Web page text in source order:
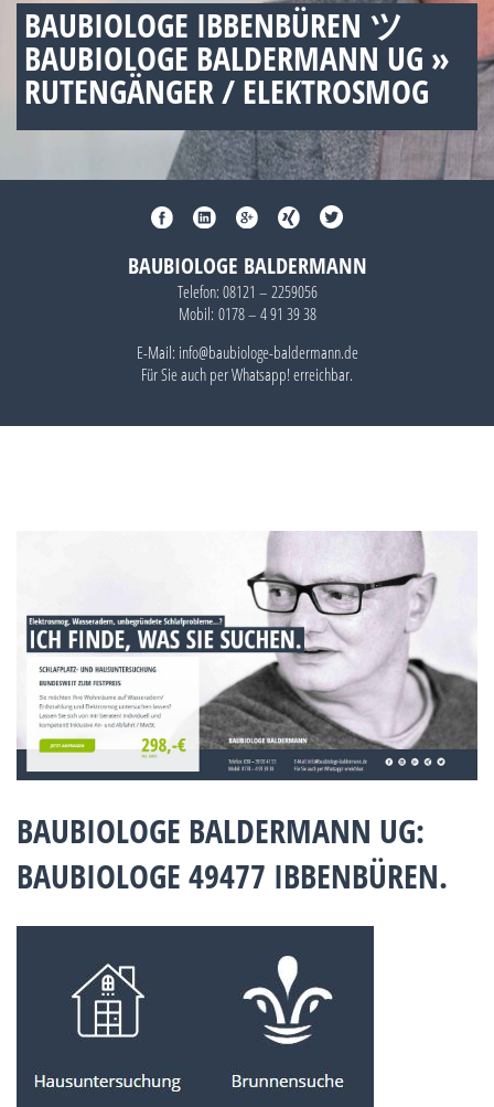
BAUBIOLOGE IBBENBÜREN ツ
BAUBIOLOGE BALDERMANN UG »
RUTENGÄNGER / ELEKTROSMOG
BAUBIOLOGE BALDERMANN
Telefon: 08121 – 2259056
Mobil: 0178 – 4 91 39 38
E-Mail: info@baubiologe-baldermann.de
Für Sie auch perWhatsapp!erreichbar.
BAUBIOLOGE BALDERMANN UG:
BAUBIOLOGE 49477 IBBENBÜREN.